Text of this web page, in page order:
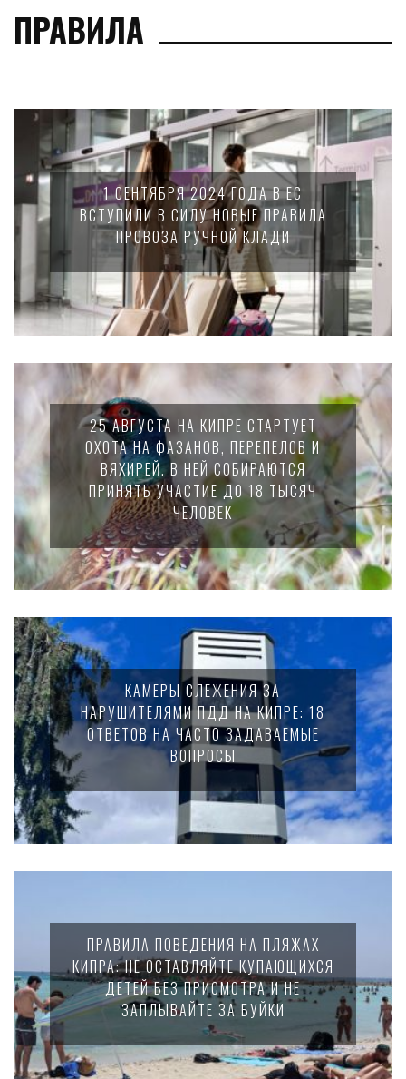
ПРАВИЛА
1 СЕНТЯБРЯ 2024 ГОДА В ЕС
ВСТУПИЛИ В СИЛУ НОВЫЕ ПРАВИЛА
ПРОВОЗА РУЧНОЙ КЛАДИ
25 АВГУСТА НА КИПРЕ СТАРТУЕТ
ОХОТА НА ФАЗАНОВ, ПЕРЕПЕЛОВ И
ВЯХИРЕЙ. В НЕЙ СОБИРАЮТСЯ
ПРИНЯТЬ УЧАСТИЕ ДО 18 ТЫСЯЧ
ЧЕЛОВЕК
КАМЕРЫ СЛЕЖЕНИЯ ЗА
НАРУШИТЕЛЯМИ ПДД НА КИПРЕ: 18
ОТВЕТОВ НА ЧАСТО ЗАДАВАЕМЫЕ
ВОПРОСЫ
ПРАВИЛА ПОВЕДЕНИЯ НА ПЛЯЖАХ
КИПРА: НЕ ОСТАВЛЯЙТЕ КУПАЮЩИХСЯ
ДЕТЕЙ БЕЗ ПРИСМОТРА И НЕ
ЗАПЛЫВАЙТЕ ЗА БУЙКИ